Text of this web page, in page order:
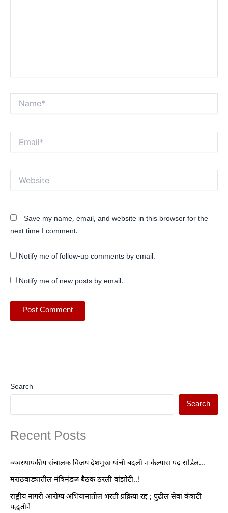
Save my name, email, and website in this browser for the
next time I comment.
Notify me of follow-up comments by email.
Notify me of new posts by email.
Search
Search
Recent Posts
व्यवस्थापकीय संचालक विजय देशमुख यांची बदली न केल्यास पद सोडेल…
मराठवाड्यातील मंत्रिमंडळ बैठक ठरली वांझोटी..!
राष्ट्रीय नागरी आरोग्य अभियानातील भरती प्रक्रिया रद्द ; पुढील सेवा कंत्राटी
पद्धतीने